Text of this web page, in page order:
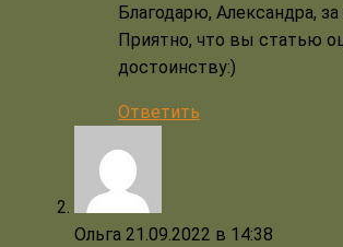
Благодарю, Александра,
Приятно, что вы статью
достоинству:)
Ответить
Ольга 21.09.2022 в 14:38